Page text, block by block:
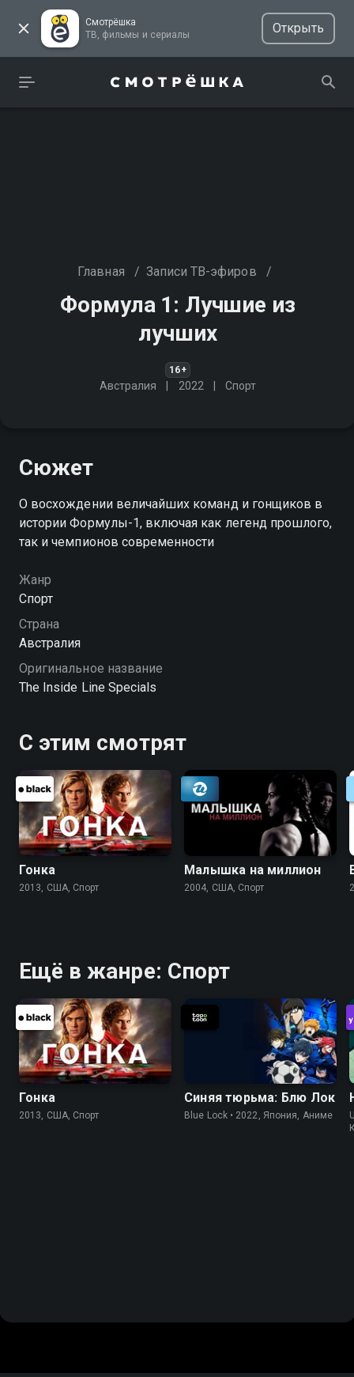
Смотрёшка
ТВ, фильмы и сериалы
Открыть
Главная / Записи ТВ-эфиров /
Формула 1: Лучшие из
лучших
16+
Австралия 2022 Спорт
Сюжет
О восхождении величайших команд и гонщиков в
истории Формулы-1, включая как легенд прошлого,
так и чемпионов современности
Жанр
Спорт
Страна
Австралия
Оригинальное название
The Inside Line Specials
С этим смотрят
Гонка
2013, США, Спорт
Малышка на миллион
2004, США, Спорт
Ещё в жанре: Спорт
Гонка
2013, США, Спорт
Синяя тюрьма: Блю Лок
Blue Lock • 2022, Япония, Аниме